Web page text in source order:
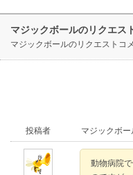
マジックボールのリクエス
マジックボールのリクエストコ
投稿者 マジックボ
動物病院